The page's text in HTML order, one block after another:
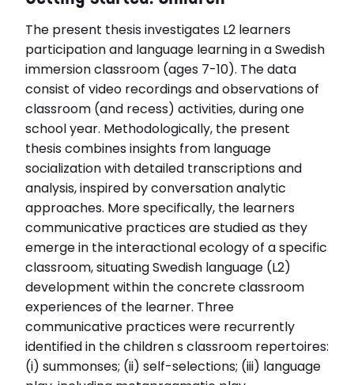
The present thesis investigates L2 learners
participation and language learning in a Swedish
immersion classroom (ages 7-10). The data
consist of video recordings and observations of
classroom (and recess) activities, during one
school year. Methodologically, the present
thesis combines insights from language
socialization with detailed transcriptions and
analysis, inspired by conversation analytic
approaches. More specifically, the learners
communicative practices are studied as they
emerge in the interactional ecology of a specific
classroom, situating Swedish language (L2)
development within the concrete classroom
experiences of the learner. Three
communicative practices were recurrently
identified in the children s classroom repertoires:
(i) summonses; (ii) self-selections; (iii) language